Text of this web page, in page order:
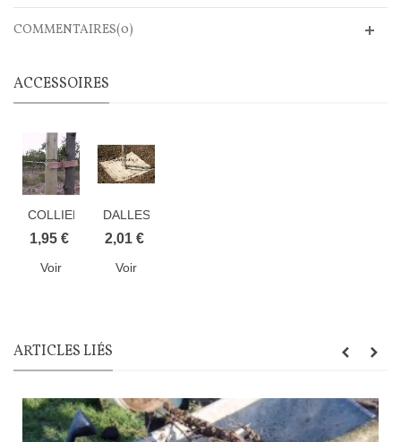
COMMENTAIRES(0)
ACCESSOIRES
COLLIER
TOLTEX
1,95 €
Voir
DALLES
SOUPLES
FIBRE
2,01 €
Voir
ARTICLES LIÉS